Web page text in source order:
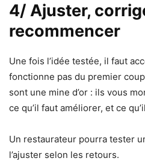
4/ Ajuster,
recommencer
Une fois l’idée testée, il faut
fonctionne pas du premier
sont une mine d’or : ils vous
ce qu’il faut améliorer, et ce
Un restaurateur pourra tester
l’ajuster selon les retours.